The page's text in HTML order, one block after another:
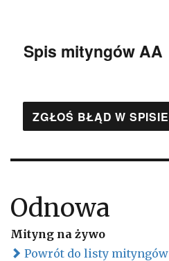
Spis mityngów AA
ZGŁOŚ BŁĄD W SPISIE
Odnowa
Mityng na żywo
Powrót do listy mityngów